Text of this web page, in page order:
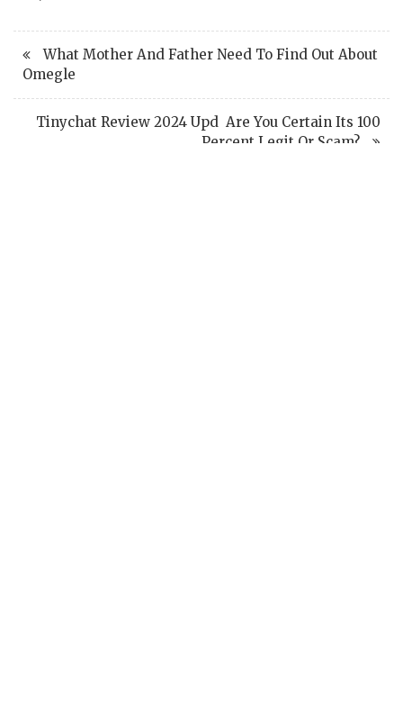
What Mother And Father Need To Find Out About
Omegle
Tinychat Review 2024 Upd ️ Are You Certain Its 100
Percent Legit Or Scam?